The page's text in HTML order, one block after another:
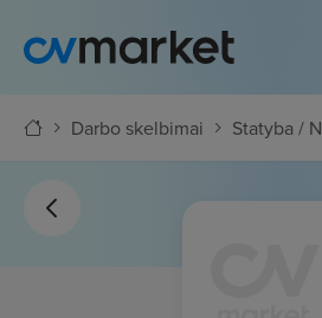
Darbo skelbimai Statyba /